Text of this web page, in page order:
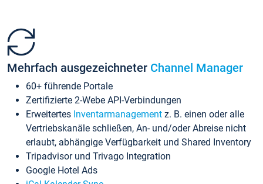
Mehrfach ausgezeichneter Channel Manager
60+ führende Portale
Zertifizierte 2-Webe API-Verbindungen
Erweitertes Inventarmanagement z. B. einen oder alle
Vertriebskanäle schließen, An- und/oder Abreise nicht
erlaubt, abhängige Verfügbarkeit und Shared Inventory
Tripadvisor und Trivago Integration
Google Hotel Ads